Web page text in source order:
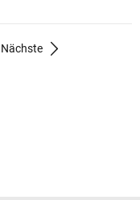
Nächste